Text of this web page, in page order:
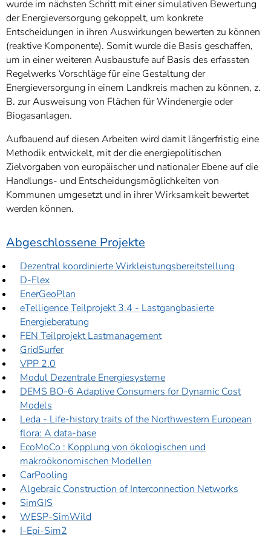
wurde im nächsten Schritt mit einer simulativen Bewertung
der Energieversorgung gekoppelt, um konkrete
Entscheidungen in ihren Auswirkungen bewerten zu können
(reaktive Komponente). Somit wurde die Basis geschaffen,
um in einer weiteren Ausbaustufe auf Basis des erfassten
Regelwerks Vorschläge für eine Gestaltung der
Energieversorgung in einem Landkreis machen zu können, z.
B. zur Ausweisung von Flächen für Windenergie oder
Biogasanlagen.
Aufbauend auf diesen Arbeiten wird damit längerfristig eine
Methodik entwickelt, mit der die energiepolitischen
Zielvorgaben von europäischer und nationaler Ebene auf die
Handlungs- und Entscheidungsmöglichkeiten von
Kommunen umgesetzt und in ihrer Wirksamkeit bewertet
werden können.
Abgeschlossene Projekte
Dezentral koordinierte Wirkleistungsbereitstellung
D-Flex
EnerGeoPlan
eTelligence Teilprojekt 3.4 - Lastgangbasierte
Energieberatung
FEN Teilprojekt Lastmanagement
GridSurfer
VPP 2.0
Modul Dezentrale Energiesysteme
DEMS BO-6 Adaptive Consumers for Dynamic Cost
Models
Leda - Life-history traits of the Northwestern European
flora: A data-base
EcoMoCo : Kopplung von ökologischen und
makroökonomischen Modellen
CarPooling
Algebraic Construction of Interconnection Networks
SimGIS
WESP-SimWild
I-Epi-Sim2